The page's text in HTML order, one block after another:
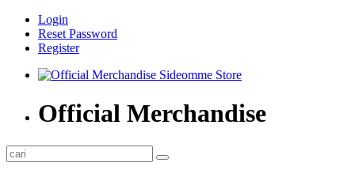
Login
Reset Password
Register
Official Merchandise